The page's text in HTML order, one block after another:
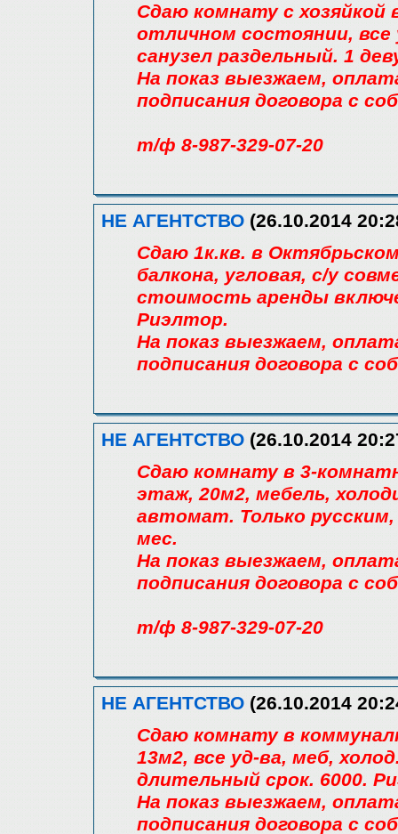
Сдаю комнату с хозяйкой
отличном состоянии, все
санузел раздельный. 1
На показ выезжаем,
подписания договора с
т/ф 8-987-329-07-20
НЕ АГЕНТСТВО (26.10.2014
Сдаю 1к.кв. в
балкона, угловая, с/у
стоимость аренды
Риэлтор.
На показ выезжаем,
подписания договора с
НЕ АГЕНТСТВО (26.10.2014
Сдаю комнату в 3-
этаж, 20м2, мебель,
автомат. Только
мес.
На показ выезжаем,
подписания договора с
т/ф 8-987-329-07-20
НЕ АГЕНТСТВО (26.10.2014
Сдаю комнату в
13м2, все уд-ва, меб,
длительный срок. 6000.
На показ выезжаем,
подписания договора с